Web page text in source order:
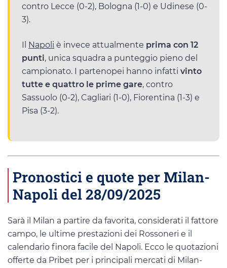
contro Lecce (0-2), Bologna (1-0) e Udinese (0-
3).
Il Napoli è invece attualmente prima con 12
punti, unica squadra a punteggio pieno del
campionato. I partenopei hanno infatti vinto
tutte e quattro le prime gare, contro
Sassuolo (0-2), Cagliari (1-0), Fiorentina (1-3) e
Pisa (3-2).
Pronostici e quote per Milan-
Napoli del 28/09/2025
Sarà il Milan a partire da favorita, considerati il fattore
campo, le ultime prestazioni dei Rossoneri e il
calendario finora facile del Napoli. Ecco le quotazioni
offerte da Pribet per i principali mercati di Milan-